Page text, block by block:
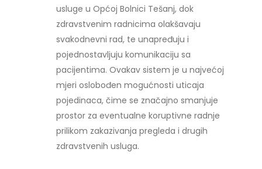
usluge u Općoj Bolnici Tešanj, dok
zdravstvenim radnicima olakšavaju
svakodnevni rad, te unapređuju i
pojednostavljuju komunikaciju sa
pacijentima. Ovakav sistem je u najvećoj
mjeri oslobođen mogućnosti uticaja
pojedinaca, čime se značajno smanjuje
prostor za eventualne koruptivne radnje
prilikom zakazivanja pregleda i drugih
zdravstvenih usluga.